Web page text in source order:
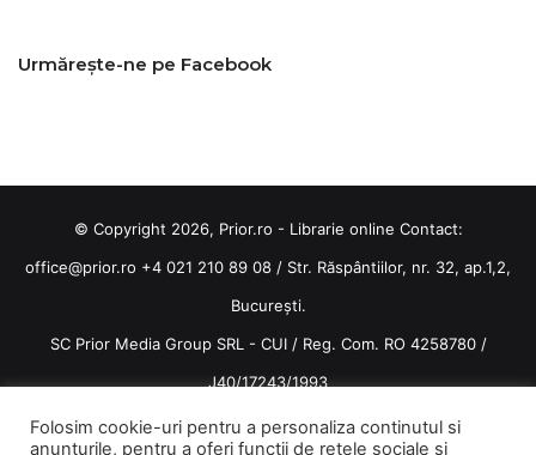
Urmărește-ne pe Facebook
© Copyright 2026, Prior.ro - Librarie online Contact:
office@prior.ro +4 021 210 89 08 / Str. Răspântiilor, nr. 32, ap.1,2,
București.
SC Prior Media Group SRL - CUI / Reg. Com. RO 4258780 /
J40/17243/1993
Termeni și condiții/ Politica de confidentialitate
Folosim cookie-uri pentru a personaliza continutul si
anunturile, pentru a oferi functii de retele sociale si